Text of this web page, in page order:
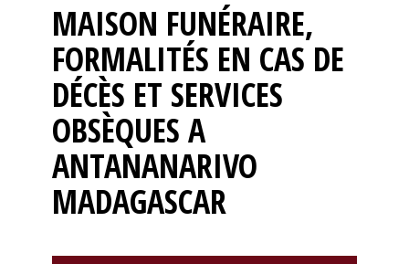
MAISON FUNÉRAIRE,
FORMALITÉS EN CAS DE
DÉCÈS ET SERVICES
OBSÈQUES A
ANTANANARIVO
MADAGASCAR